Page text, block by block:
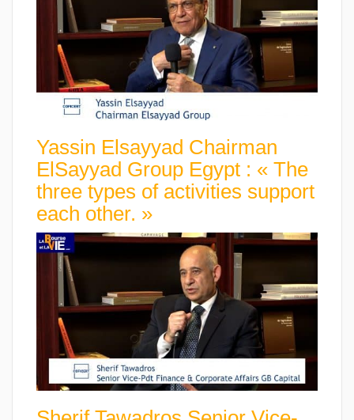
Yassin Elsayyad Chairman
ElSayyad Group Egypt : « The
three types of activities support
each other. »